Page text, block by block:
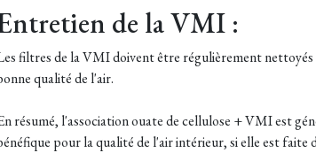
de la VMI :
filtres de la VMI doivent être régulièrement
qualité de l'air.
résumé, l'association ouate de cellulose + VMI est
pour la qualité de l'air intérieur, si elle est faite